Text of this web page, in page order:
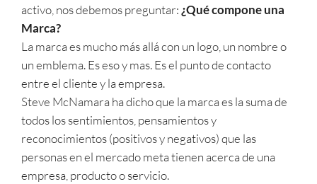
activo, nos debemos preguntar:¿Qué compone una
Marca?
La marca es mucho más allá con un logo, un nombre o
un emblema. Es eso y mas. Es el punto de contacto
entre el cliente y la empresa.
Steve McNamara ha dicho que la marca es la suma de
todos los sentimientos, pensamientos y
reconocimientos (positivos y negativos) que las
personas en el mercado meta tienen acerca de una
empresa, producto o servicio.